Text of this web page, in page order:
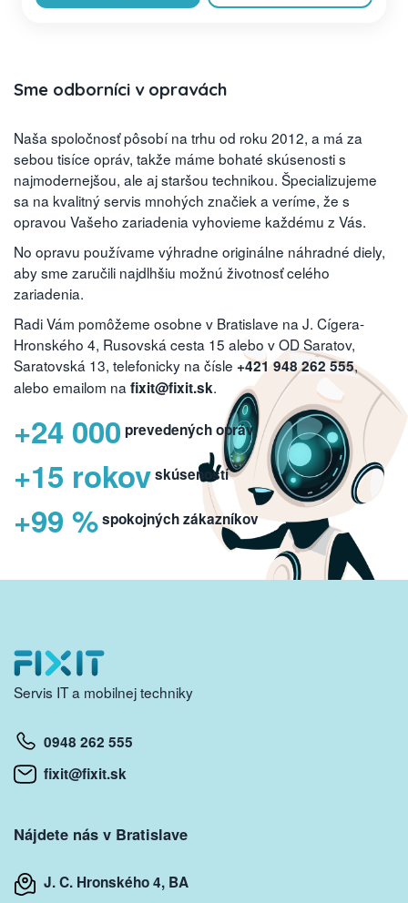
Sme odborníci v opravách
Naša spoločnosť pôsobí na trhu od roku 2012, a má za
sebou tisíce opráv, takže máme bohaté skúsenosti s
najmodernejšou, ale aj staršou technikou. Špecializujeme
sa na kvalitný servis mnohých značiek a veríme, že s
opravou Vašeho zariadenia vyhovieme každému z Vás.
No opravu používame výhradne originálne náhradné diely,
aby sme zaručili najdlhšiu možnú životnosť celého
zariadenia.
Radi Vám pomôžeme osobne v Bratislave na J. Cígera-
Hronského 4, Rusovská cesta 15 alebo v OD Saratov,
Saratovská 13, telefonicky na čísle +421 948 262 555,
alebo emailom na fixit@fixit.sk.
+24 000 prevedených opráv
+15 rokovskúseností
+99 %spokojných zákazníkov
Servis IT a mobilnej techniky
0948 262 555
fixit@fixit.sk
Nájdete nás v Bratislave
J. C. Hronského 4, BA